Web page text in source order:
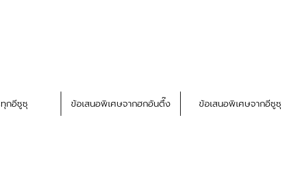
กอีซูซุ ข้อเสนอพิเศษจากฮกอันตึ๊ง ข้อเสนอพิเศษจากอีซูซุ